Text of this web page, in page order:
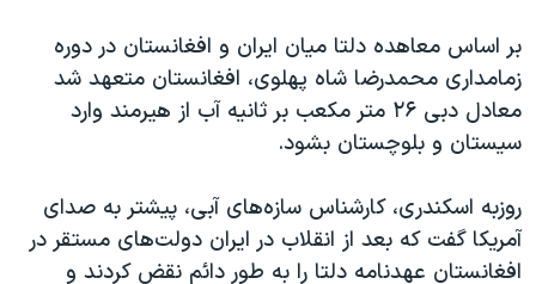
بر اساس معاهده دلتا میان ایران و افغانستان در دوره
زمامداری محمدرضا شاه پهلوی، افغانستان متعهد شد
معادل دبی ۲۶ متر مکعب بر ثانیه آب از هیرمند وارد
سیستان و بلوچستان بشود.
روزبه اسکندری، کارشناس سازه‌های آبی، پیشتر به صدای
آمریکا گفت که بعد از انقلاب در ایران دولت‌های مستقر در
افغانستان عهدنامه دلتا را به طور دائم نقض کردند و